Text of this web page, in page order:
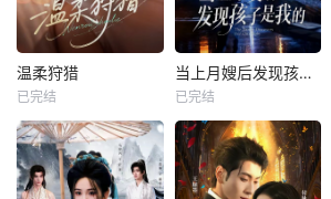
温柔狩猎
已完结
当上月嫂后发现孩子是我的
已完结